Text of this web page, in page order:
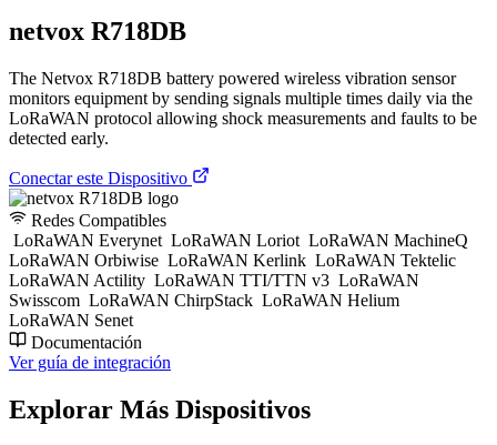
netvox R718DB
The Netvox R718DB battery powered wireless vibration sensor
monitors equipment by sending signals multiple times daily via the
LoRaWAN protocol allowing shock measurements and faults to be
detected early.
Conectar este Dispositivo
Redes Compatibles
LoRaWAN Everynet LoRaWAN Loriot LoRaWAN MachineQ
LoRaWAN Orbiwise LoRaWAN Kerlink LoRaWAN Tektelic
LoRaWAN Actility LoRaWAN TTI/TTN v3 LoRaWAN
Swisscom LoRaWAN ChirpStack LoRaWAN Helium
LoRaWAN Senet
Documentación
Ver guía de integración
Explorar Más Dispositivos